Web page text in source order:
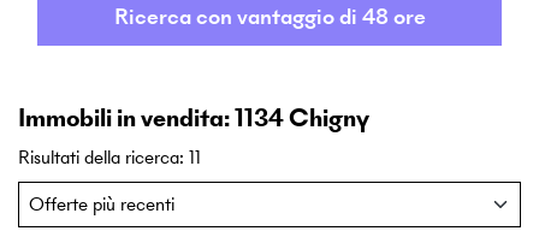
Ricerca con vantaggio di 48 ore
Immobili in vendita: 1134 Chigny
Risultati della ricerca: 11